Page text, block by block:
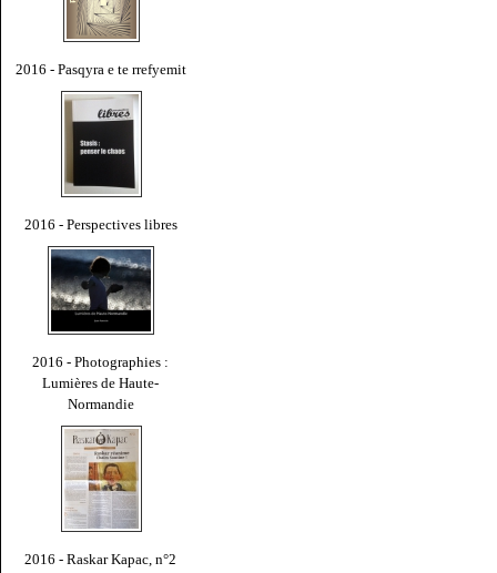
2016 - Pasqyra e te rrefyemit
2016 - Perspectives libres
2016 - Photographies :
Lumières de Haute-
Normandie
2016 - Raskar Kapac, n°2